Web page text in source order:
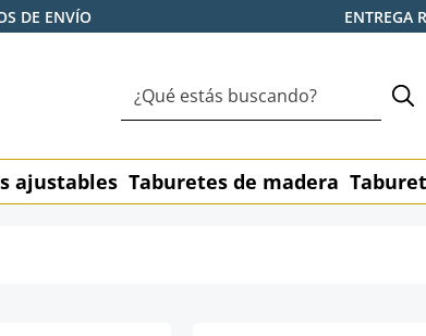
DE ENVÍO ENTREGA
ajustables Taburetes de madera